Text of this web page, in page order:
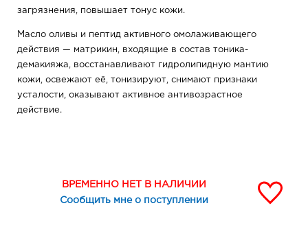
загрязнения, повышает тонус кожи.
Масло оливы и пептид активного омолаживающего
действия — матрикин, входящие в состав тоника-
демакияжа, восстанавливают гидролипидную мантию
кожи, освежают её, тонизируют, снимают признаки
усталости, оказывают активное антивозрастное
действие.
ВРЕМЕННО НЕТ В НАЛИЧИИ
Сообщить мне о поступлении